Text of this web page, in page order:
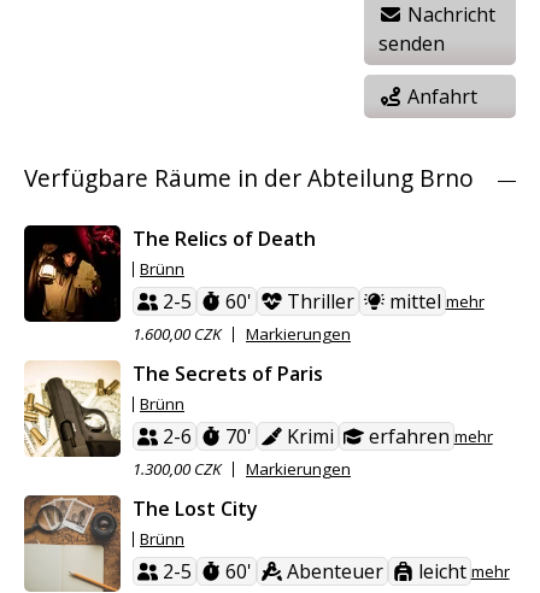
Nachricht
senden
Anfahrt
Verfügbare Räume in der Abteilung Brno
The Relics of Death
Brünn
2-5 60' Thriller mittel mehr
1.600,00 CZK
Markierungen
The Secrets of Paris
Brünn
2-6 70' Krimi erfahren mehr
1.300,00 CZK
Markierungen
The Lost City
Brünn
2-5 60' Abenteuer leicht mehr